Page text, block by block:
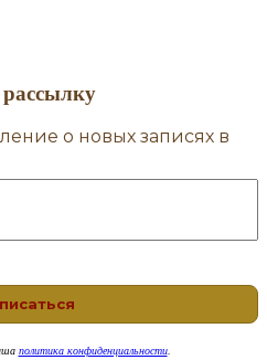
о новых записях в
политика конфиденциальности.